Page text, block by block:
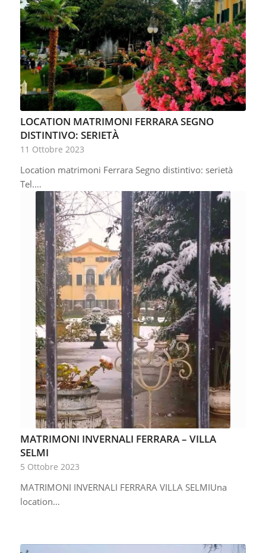
LOCATION MATRIMONI FERRARA SEGNO
DISTINTIVO: SERIETÀ
11 Ottobre 2023
Location matrimoni Ferrara Segno distintivo: serietà
Tel.…
MATRIMONI INVERNALI FERRARA – VILLA
SELMI
5 Ottobre 2023
MATRIMONI INVERNALI FERRARA VILLA SELMIUna
location…